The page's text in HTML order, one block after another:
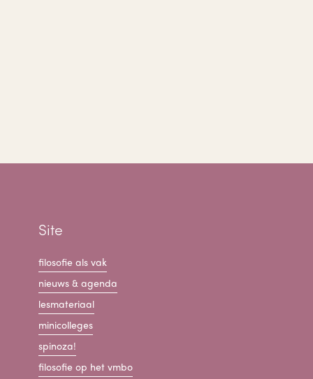
Site
filosofie als vak
nieuws & agenda
lesmateriaal
minicolleges
spinoza!
filosofie op het vmbo